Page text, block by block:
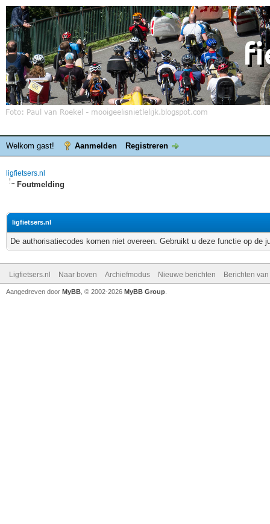
Welkom gast! Aanmelden Registreren
ligfietsers.nl
Foutmelding
ligfietsers.nl
De authorisatiecodes komen niet overeen. Gebruikt u deze functie op de
Ligfietsers.nl Naar boven Archiefmodus Nieuwe berichten Berichten
Aangedreven door MyBB , © 2002-2026 MyBB Group